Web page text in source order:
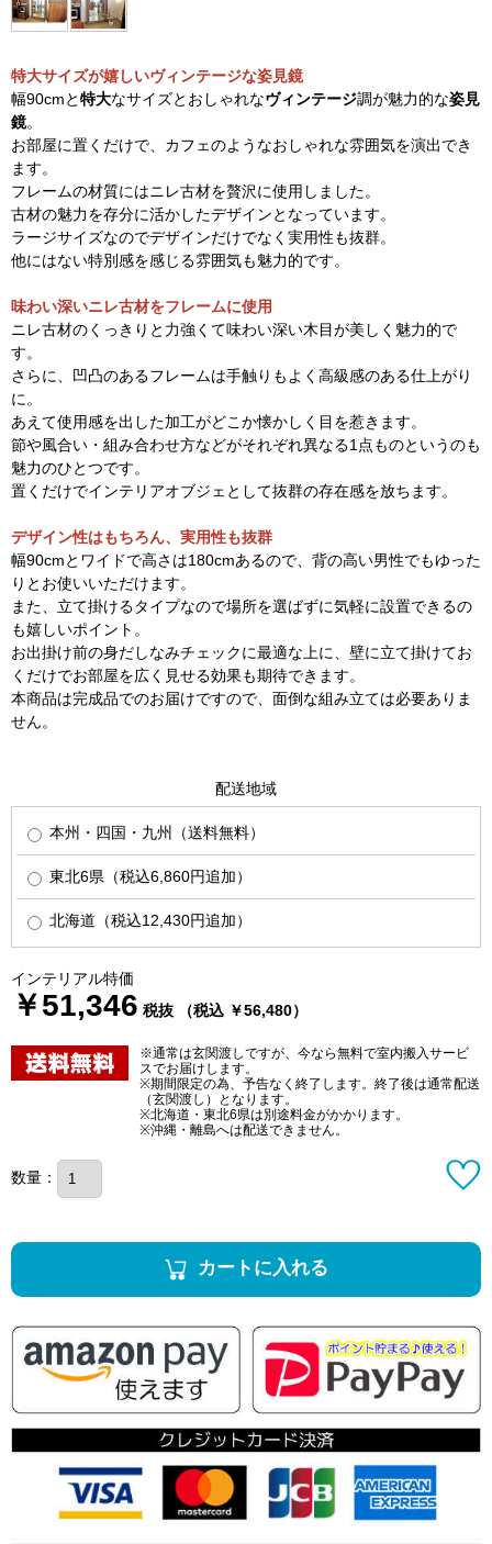
特大サイズが嬉しいヴィンテージな姿見鏡
幅90cmと特大なサイズとおしゃれなヴィンテージ調が魅力的な姿見
鏡。
お部屋に置くだけで、カフェのようなおしゃれな雰囲気を演出でき
ます。
フレームの材質にはニレ古材を贅沢に使用しました。
古材の魅力を存分に活かしたデザインとなっています。
ラージサイズなのでデザインだけでなく実用性も抜群。
他にはない特別感を感じる雰囲気も魅力的です。
味わい深いニレ古材をフレームに使用
ニレ古材のくっきりと力強くて味わい深い木目が美しく魅力的で
す。
さらに、凹凸のあるフレームは手触りもよく高級感のある仕上がり
に。
あえて使用感を出した加工がどこか懐かしく目を惹きます。
節や風合い・組み合わせ方などがそれぞれ異なる1点ものというのも
魅力のひとつです。
置くだけでインテリアオブジェとして抜群の存在感を放ちます。
デザイン性はもちろん、実用性も抜群
幅90cmとワイドで高さは180cmあるので、背の高い男性でもゆった
りとお使いいただけます。
また、立て掛けるタイプなので場所を選ばずに気軽に設置できるの
も嬉しいポイント。
お出掛け前の身だしなみチェックに最適な上に、壁に立て掛けてお
くだけでお部屋を広く見せる効果も期待できます。
本商品は完成品でのお届けですので、面倒な組み立ては必要ありま
せん。
配送地域
本州・四国・九州（送料無料）
東北6県（税込6,860円追加）
北海道（税込12,430円追加）
インテリアル特価
￥51,346 税抜 （税込 ￥56,480）
※通常は玄関渡しですが、今なら無料で室内搬入サービ
スでお届けします。
※期間限定の為、予告なく終了します。終了後は通常配送
（玄関渡し）となります。
※北海道・東北6県は別途料金がかかります。
※沖縄・離島へは配送できません。
数量：
カートに入れる